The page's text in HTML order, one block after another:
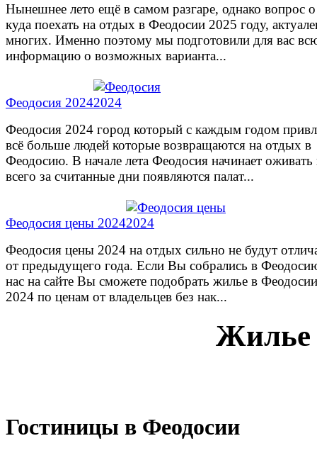
Нынешнее лето ещё в самом разгаре, однако вопрос
куда поехать на отдых в Феодосии 2025 году,
многих. Именно поэтому мы подготовили для вас
информацию о возможных варианта...
Феодосия 2024
Феодосия 2024 город который с каждым годом
всё больше людей которые возвращаются на отдых в
Феодосию. В начале лета Феодосия начинает оживать
всего за считанные дни появляются палат...
Феодосия цены 2024
Феодосия цены 2024 на отдых сильно не будут
от предыдущего года. Если Вы собрались в
нас на сайте Вы сможете подобрать жилье в Феодосии
2024 по ценам от владельцев без нак...
Жилье
Гостиницы в Феодосии